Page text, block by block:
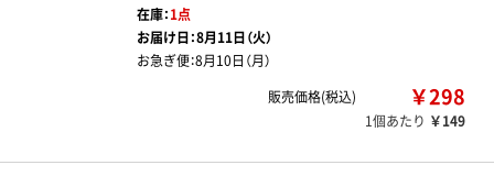
在庫：1点
お届け日：8月11日（火）
お急ぎ便：8月10日（月）
販売価格(税込)
￥298
1個あたり ￥149